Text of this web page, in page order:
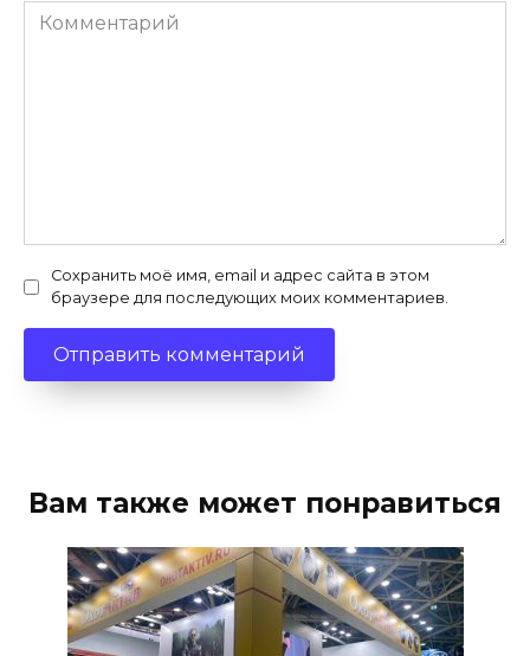
Комментарий
Сохранить моё имя, email и адрес сайта в этом
браузере для последующих моих комментариев.
Вам также может понравиться